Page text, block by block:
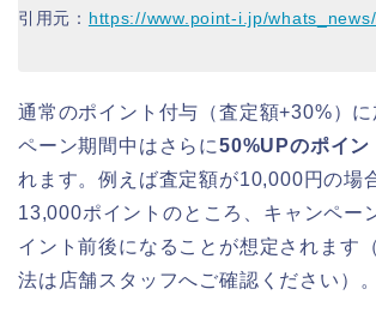
引用元： https://www.point-i.jp/
通常のポイント付与（査定額+30%）
ペーン期間中はさらに50%UPのポイン
れます。例えば査定額が10,000円の場
13,000ポイントのところ、キャンペー
イント前後になることが想定されます
法は店舗スタッフへご確認ください）。